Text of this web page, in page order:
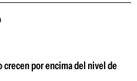
crecen por encima del nivel de